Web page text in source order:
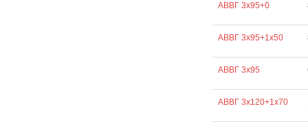
АВВГ 3х95+0
АВВГ 3х95+1х50
АВВГ 3х95
АВВГ 3х120+1х70